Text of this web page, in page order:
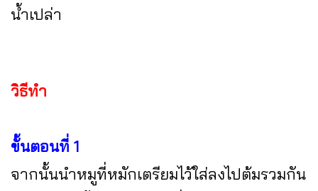
น้ำเปล่า
วิธีทำ
ขั้นตอนที่ 1
จากนั้นนำหมูที่หมักเตรียมไว้ใส่ลงไปต้มรวมกัน